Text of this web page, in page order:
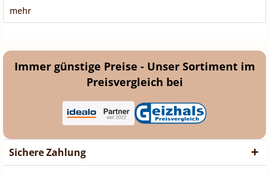
mehr
Immer günstige Preise - Unser Sortiment im
Preisvergleich bei
Sichere Zahlung